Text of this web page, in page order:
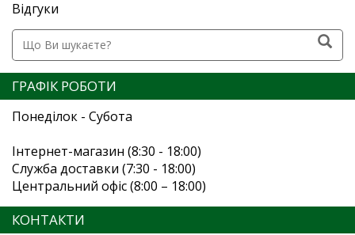
Відгуки
ГРАФІК РОБОТИ
Понеділок - Субота
Інтернет-магазин (8:30 - 18:00)
Служба доставки (7:30 - 18:00)
Центральний офіс (8:00 – 18:00)
КОНТАКТИ